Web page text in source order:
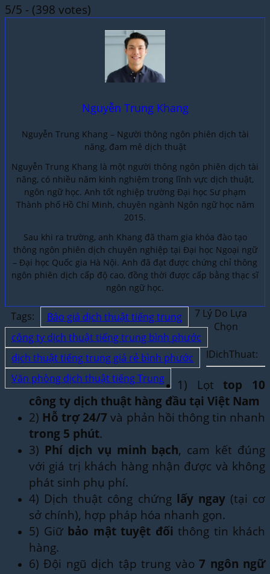
5/5 - (398 votes)
Nguyễn Trung Khang
Nguyễn Trung Khang – Người thông ngôn phiên dịch tài
năng, đam mê dịch thuật
Nguyễn Trung Khang là một người thông ngôn phiên dịch tài
năng, có nhiều năm kinh nghiệm trong lĩnh vực dịch thuật,
ngôn ngữ học. Anh tốt nghiệp trường Đại học Sư phạm
Thành phố Hồ Chí Minh, chuyên ngành Ngôn ngữ học năm
2015.
Sau khi ra trường, anh Khang đã tham gia khóa đào tạo
thông ngôn phiên dịch chuyên nghiệp tại Đại học Ngoại ngữ
– Đại học Quốc gia Hà Nội. Anh đã đạt được chứng chỉ thông
ngôn phiên dịch cấp độ cao, đồng thời được cấp bằng thạc sĩ
ngôn ngữ học.
Tags:
Báo giá dịch thuật tiếng trung
công ty dịch thuật tiếng trung bình phước
dịch thuật tiếng trung giá rẻ bình phước
Văn phòng dịch thuật tiếng Trung
7 Lý Do Lựa
Chọn
IDichThuat:
1) Lọttop 10
công ty dịch thuật hàng đầu tại Việt Nam
2) Hỗ trợ 24/7 và phản hồi thông tin nhanh
trong 5 phút.
3) Phí dịch vụ minh bạch, cam kết đúng
với giá trị khách hàng nhận được và không
phát sinh phụ phí.
4) Dịch thuật công chứng lấy ngay(tại cơ
sở chính), hợp pháp hóa nhanh gọn.
5) Giữ bảo mật tuyệt đối thông tin khách
hàng.
6) Đội ngũ dịch tập trung vào7 ngôn ngữ